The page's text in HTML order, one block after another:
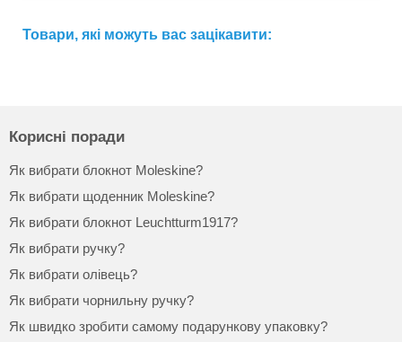
Товари, які можуть вас зацікавити:
Корисні поради
Як вибрати блокнот Moleskine?
Як вибрати щоденник Moleskine?
Як вибрати блокнот Leuchtturm1917?
Як вибрати ручку?
Як вибрати олівець?
Як вибрати чорнильну ручку?
Як швидко зробити самому подарункову упаковку?